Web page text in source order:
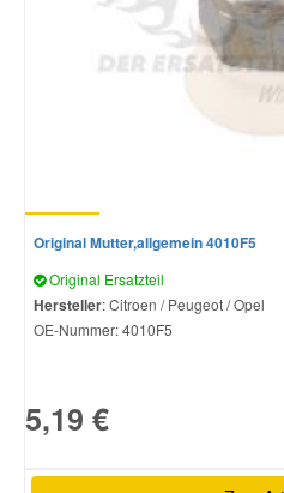
Original Mutter,allgemein 4010F5
Original Ersatzteil
Hersteller: Citroen / Peugeot / Opel
OE-Nummer:4010F5
5,19 €